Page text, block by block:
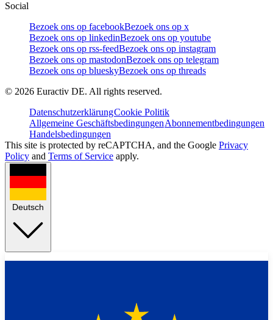
Social
Bezoek ons op facebookBezoek ons op x
Bezoek ons op linkedinBezoek ons op youtube
Bezoek ons op rss-feedBezoek ons op instagram
Bezoek ons op mastodonBezoek ons op telegram
Bezoek ons op blueskyBezoek ons op threads
© 2026 Euractiv DE. All rights reserved.
DatenschutzerklärungCookie Politik
Allgemeine GeschäftsbedingungenAbonnementbedingungen
Handelsbedingungen
This site is protected by reCAPTCHA, and the Google Privacy
Policy and Terms of Service apply.
Deutsch